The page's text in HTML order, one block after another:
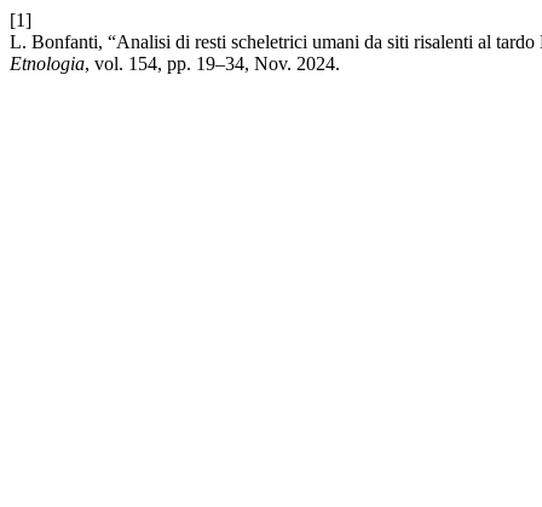
[1]
L. Bonfanti, “Analisi di resti scheletrici umani da siti risalenti al
Etnologia, vol. 154, pp. 19–34, Nov. 2024.